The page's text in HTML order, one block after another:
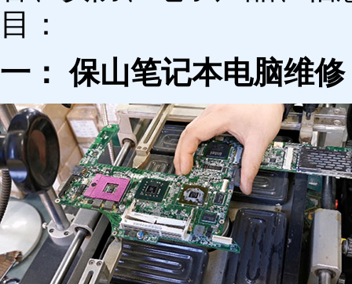
目：
一： 保山笔记本电脑维修